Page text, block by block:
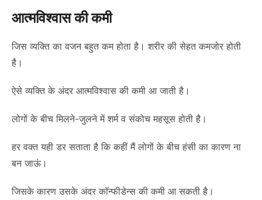
आत्मविश्वास की कमी
जिस व्यक्ति का वजन बहुत कम होता है। शरीर की सेहत कमजोर होती
है।
ऐसे व्यक्ति के अंदर आत्मविश्वास की कमी आ जाती है।
लोगों के बीच मिलने-जुलने में शर्म व संकोच महसूस होती है।
हर वक्त यही डर सताता है कि कहीं मैं लोगों के बीच हंसी का कारण ना
बन जाऊं।
जिसके कारण उसके अंदर कॉन्फीडेन्स की कमी आ सकती है।